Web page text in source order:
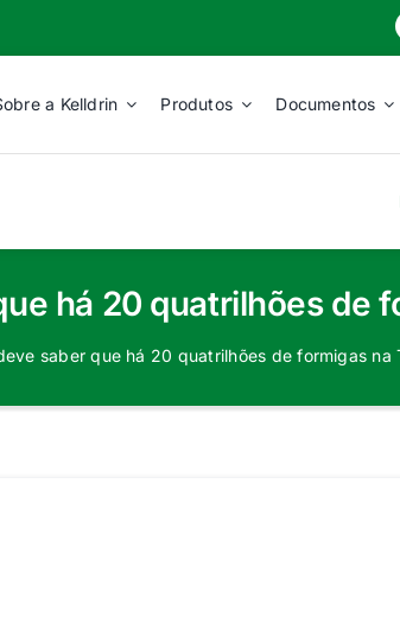
a Kelldrin Produtos Documentos
há 20 quatrilhões de
saber que há 20 quatrilhões de formigas na